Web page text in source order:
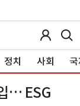
정치 사회
… ESG